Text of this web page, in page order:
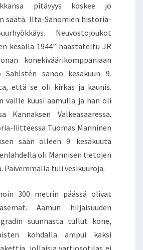
pitävyys koskee jo
säätä. Ilta-Sanomien historia-
Neuvostojoukot
kesällä 1944” haastateltu JR
konekiväärikomppaniaan
Sahlstén sanoo kesäkuun 9.
että se oli kirkas ja kaunis.
vaille kuusi aamulla ja hän oli
Kannaksen Valkeasaaressa.
liitteessa Tuomas Manninen
sään olleen 9. kesäkuuta
oli Mannisen tietojen
Päivemmällä tuli vesikuuroja.
300 metrin päässä olivat
Aamun hiljaisuuden
suunnasta tullut kone,
kohdalla ampui kaksi
jollaisia vartiosotilas ei